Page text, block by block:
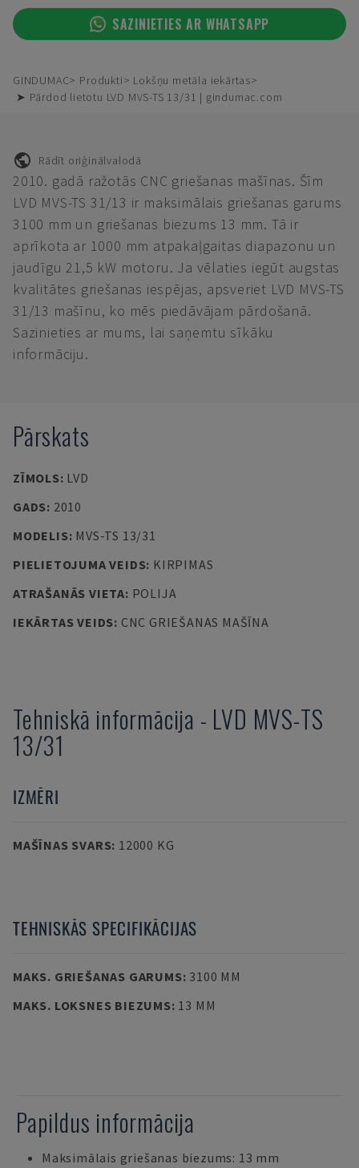
SAZINIETIES AR WHATSAPP
GINDUMAC Produkti
Lokšņu metāla iekārtas
➤ Pārdod lietotu LVD MVS-TS 13/31 | gindumac.com
Rādīt oriģinālvalodā
2010. gadā ražotās CNC griešanas mašīnas. Šīm
LVD MVS-TS 31/13 ir maksimālais griešanas garums
3100 mm un griešanas biezums 13 mm. Tā ir
aprīkota ar 1000 mm atpakaļgaitas diapazonu un
jaudīgu 21,5 kW motoru. Ja vēlaties iegūt augstas
kvalitātes griešanas iespējas, apsveriet LVD MVS-TS
31/13 mašīnu, ko mēs piedāvājam pārdošanā.
Sazinieties ar mums, lai saņemtu sīkāku
informāciju.
Pārskats
ZĪMOLS: LVD
GADS: 2010
MODELIS: MVS-TS 13/31
PIELIETOJUMA VEIDS: KIRPIMAS
ATRAŠANĀS VIETA: POLIJA
IEKĀRTAS VEIDS: CNC GRIEŠANAS MAŠĪNA
Tehniskā informācija - LVD MVS-TS
13/31
IZMĒRI
MAŠĪNAS SVARS: 12000 KG
TEHNISKĀS SPECIFIKĀCIJAS
MAKS. GRIEŠANAS GARUMS: 3100 MM
MAKS. LOKSNES BIEZUMS: 13 MM
Papildus informācija
Maksimālais griešanas biezums: 13 mm